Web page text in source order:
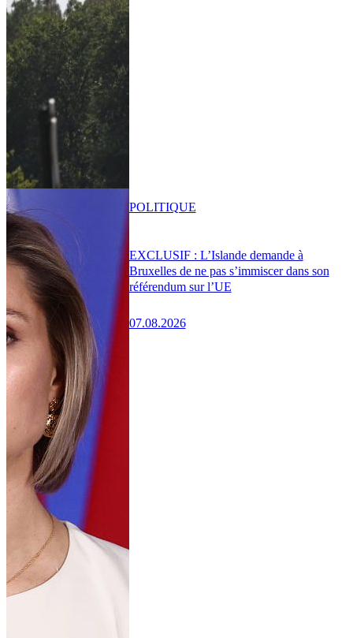
EXCLUSIF : L’Islande demande à
Bruxelles de ne pas s’immiscer dans son
référendum sur l’UE
07.08.2026
POLITIQUE